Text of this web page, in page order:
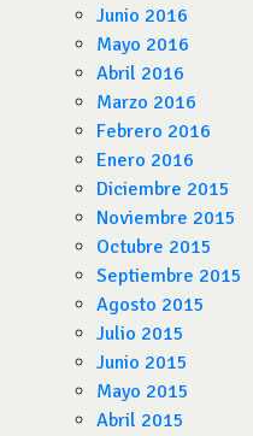
Junio 2016
Mayo 2016
Abril 2016
Marzo 2016
Febrero 2016
Enero 2016
Diciembre 2015
Noviembre 2015
Octubre 2015
Septiembre 2015
Agosto 2015
Julio 2015
Junio 2015
Mayo 2015
Abril 2015